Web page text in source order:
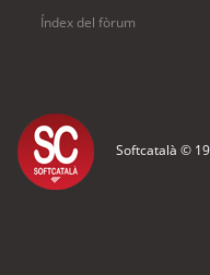
Índex del fòrum
Softcatalà ©